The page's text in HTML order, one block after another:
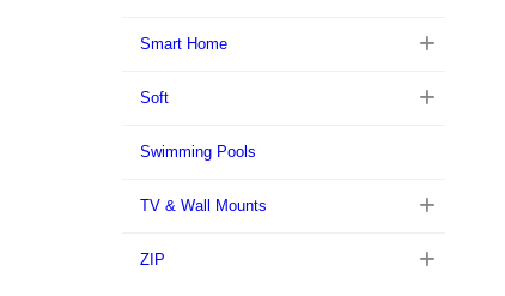
Smart Home
Soft
Swimming Pools
TV & Wall Mounts
ZIP